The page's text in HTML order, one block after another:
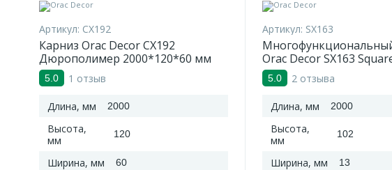
Артикул: CX192
Карниз Orac Decor CX192
Дюрополимер 2000*120*60 мм
5.0 1 отзыв
Длина, мм 2000
Высота,
мм
120
Ширина, мм 60
Артикул: SX163
Orac Decor SX163
Дюрополимер
5.0 2 отзыва
Длина, мм 2000
Высота,
мм
102
Ширина, мм 13